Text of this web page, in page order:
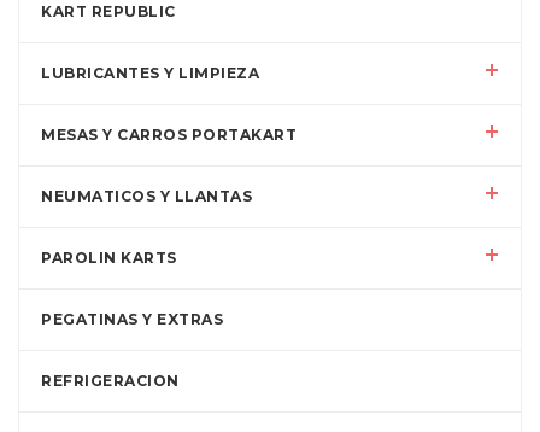
KART REPUBLIC
LUBRICANTES Y LIMPIEZA
MESAS Y CARROS PORTAKART
NEUMATICOS Y LLANTAS
PAROLIN KARTS
PEGATINAS Y EXTRAS
REFRIGERACION